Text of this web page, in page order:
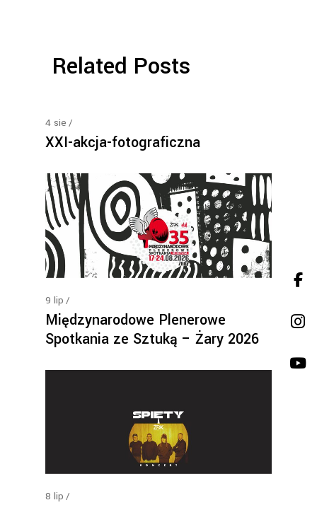
Related Posts
4 sie
XXI-akcja-fotograficzna
9 lip
Międzynarodowe Plenerowe
Spotkania ze Sztuką – Żary 2026
8 lip